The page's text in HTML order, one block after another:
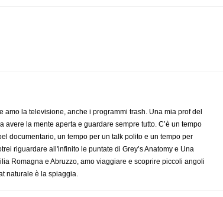
amo la televisione, anche i programmi trash. Una mia prof del
avere la mente aperta e guardare sempre tutto. C’è un tempo
documentario, un tempo per un talk polito e un tempo per
riguardare all'infinito le puntate di Grey’s Anatomy e Una
Romagna e Abruzzo, amo viaggiare e scoprire piccoli angoli
naturale è la spiaggia.